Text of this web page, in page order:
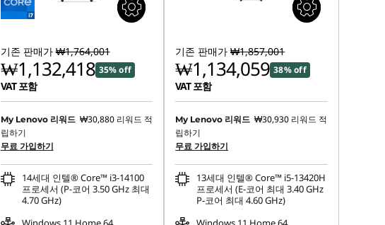
기존 판매가 ₩1,764,001
₩1,132,418 35% off
VAT 포함
My Lenovo 리워드 ₩30,880리워드 적
립하기
무료 가입하기
14세대 인텔® Core™ i3-14100
프로세서 (P-코어 3.50 GHz 최대
4.70 GHz)
기존 판매가 ₩1,857,001
₩1,134,059 38% off
VAT 포함
My Lenovo 리워드 ₩30,930 리워드 적
립하기
무료 가입하기
13세대 인텔® Core™ i5-13420H
프로세서 (E-코어 최대 3.40 GHz
P-코어 최대 4.60 GHz)